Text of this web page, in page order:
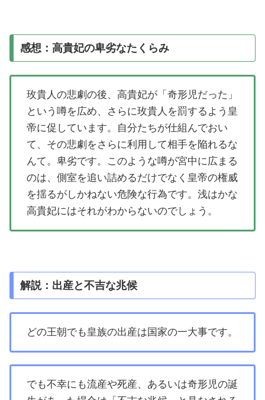
感想：高貴妃の卑劣なたくらみ
玫貴人の悲劇の後、高貴妃が「奇形児だった」
という噂を広め、さらに玫貴人を罰するよう皇
帝に促しています。自分たちが仕組んでおい
て、その悲劇をさらに利用して相手を陥れるな
んて。卑劣です。このような噂が宮中に広まる
のは、側室を追い詰めるだけでなく皇帝の権威
を揺るがしかねない危険な行為です。浅はかな
高貴妃にはそれがわからないのでしょう。
解説：出産と不吉な兆候
どの王朝でも皇族の出産は国家の一大事です。
でも不幸にも流産や死産、あるいは奇形児の誕